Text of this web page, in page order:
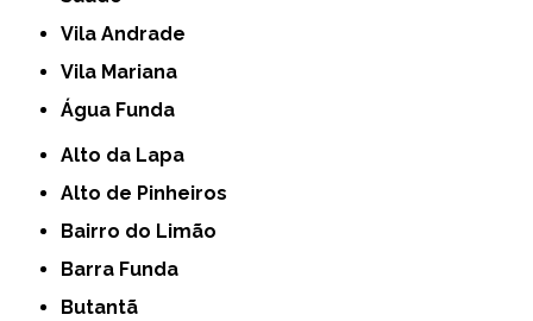
Vila Andrade
Vila Mariana
Água Funda
Alto da Lapa
Alto de Pinheiros
Bairro do Limão
Barra Funda
Butantã